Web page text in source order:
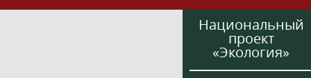
Национальный
проект
«Экология»